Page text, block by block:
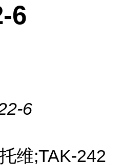
6
6
维;TAK-242